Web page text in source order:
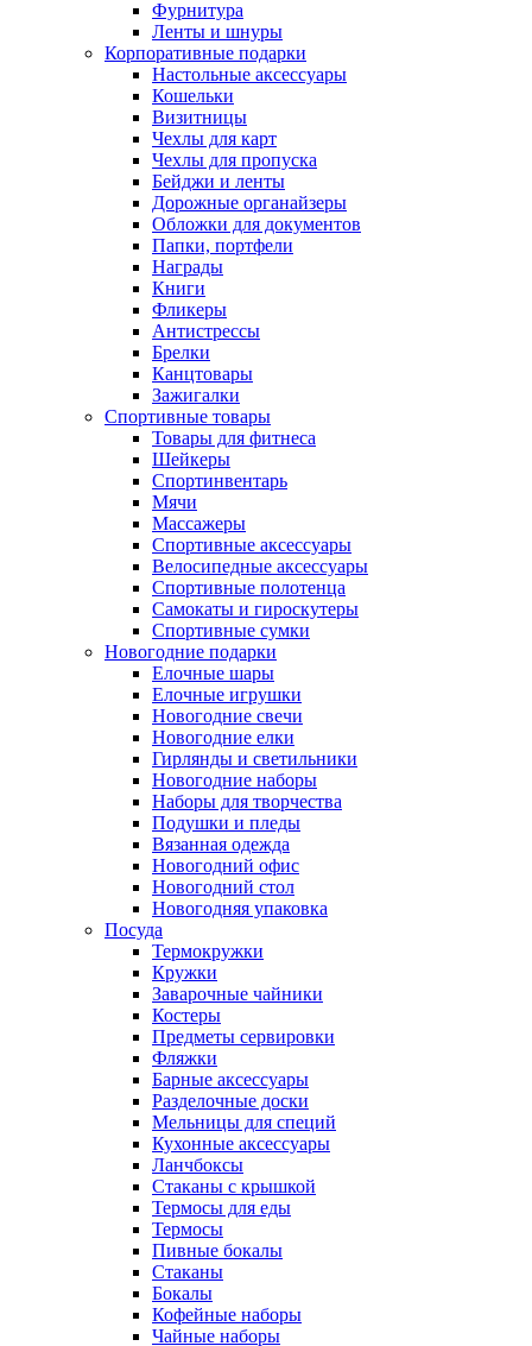
Фурнитура
Ленты и шнуры
Корпоративные подарки
Настольные аксессуары
Кошельки
Визитницы
Чехлы для карт
Чехлы для пропуска
Бейджи и ленты
Дорожные органайзеры
Обложки для документов
Папки, портфели
Награды
Книги
Фликеры
Антистрессы
Брелки
Канцтовары
Зажигалки
Спортивные товары
Товары для фитнеса
Шейкеры
Спортинвентарь
Мячи
Массажеры
Спортивные аксессуары
Велосипедные аксессуары
Спортивные полотенца
Самокаты и гироскутеры
Спортивные сумки
Новогодние подарки
Елочные шары
Елочные игрушки
Новогодние свечи
Новогодние елки
Гирлянды и светильники
Новогодние наборы
Наборы для творчества
Подушки и пледы
Вязанная одежда
Новогодний офис
Новогодний стол
Новогодняя упаковка
Посуда
Термокружки
Кружки
Заварочные чайники
Костеры
Предметы сервировки
Фляжки
Барные аксессуары
Разделочные доски
Мельницы для специй
Кухонные аксессуары
Ланчбоксы
Стаканы с крышкой
Термосы для еды
Термосы
Пивные бокалы
Стаканы
Бокалы
Кофейные наборы
Чайные наборы